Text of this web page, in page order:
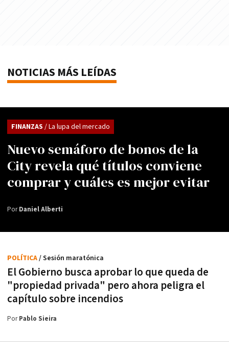
NOTICIAS MÁS LEÍDAS
Nuevo semáforo de bonos de la
City revela qué títulos conviene
comprar y cuáles es mejor evitar
FINANZAS / La lupa del mercado
PorDaniel Alberti
El Gobierno busca aprobar lo que queda de
"propiedad privada" pero ahora peligra el
capítulo sobre incendios
POLÍTICA/ Sesión maratónica
PorPablo Sieira